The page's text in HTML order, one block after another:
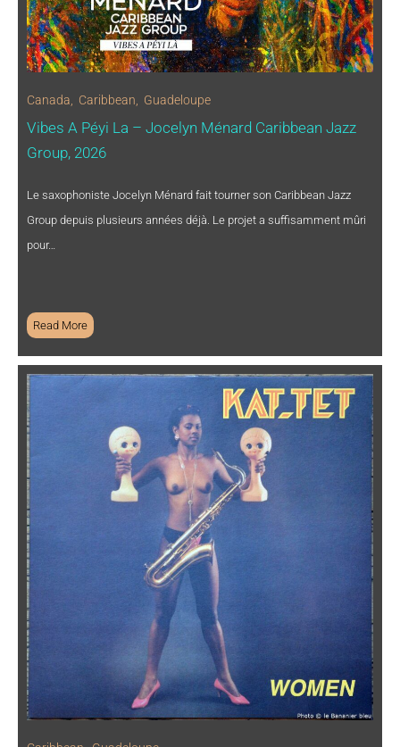
Canada Caribbean Guadeloupe
Vibes A Péyi La – Jocelyn Ménard Caribbean Jazz
Group, 2026
Le saxophoniste Jocelyn Ménard fait tourner son Caribbean Jazz
Group depuis plusieurs années déjà. Le projet a suffisamment mûri
pour…
Read More